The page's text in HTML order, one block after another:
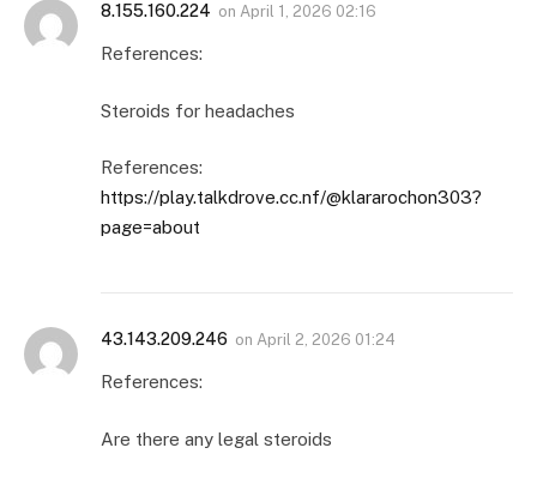
8.155.160.224 on April 1, 2026 02:16
References:
Steroids for headaches
References:
https://play.talkdrove.cc.nf/@klararochon303?
page=about
43.143.209.246 on April 2, 2026 01:24
References:
Are there any legal steroids